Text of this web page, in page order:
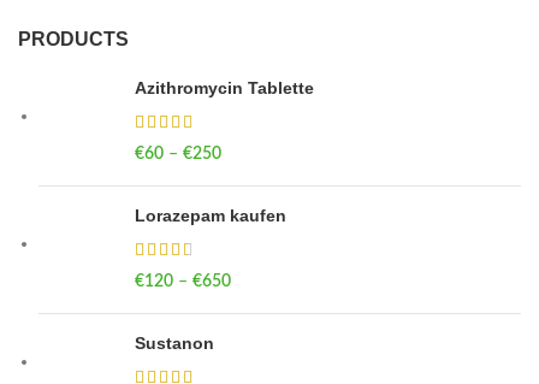
PRODUCTS
Azithromycin Tablette
€60 – €250
Lorazepam kaufen
€120 – €650
Sustanon